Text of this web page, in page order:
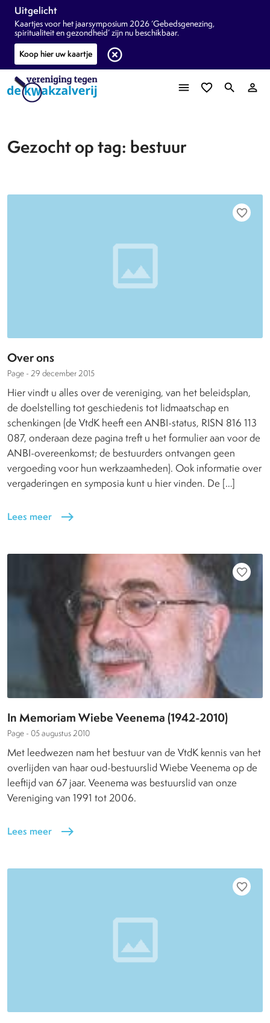
Uitgelicht
Kaartjes voor het jaarsymposium 2026 ‘Gebedsgenezing,
spiritualiteit en gezondheid’ zijn nu beschikbaar.
Koop hier uw kaartje
highlight_off
menu favorite_border search person_outline
Gezocht op tag: bestuur
favorite_border
Over ons
Page - 29 december 2015
Hier vindt u alles over de vereniging, van het beleidsplan,
de doelstelling tot geschiedenis tot lidmaatschap en
schenkingen (de VtdK heeft een ANBI-status, RISN 816 113
087, onderaan deze pagina treft u het formulier aan voor de
ANBI-overeenkomst; de bestuurders ontvangen geen
vergoeding voor hun werkzaamheden). Ook informatie over
vergaderingen en symposia kunt u hier vinden. De […]
Lees meer east
favorite_border
In Memoriam Wiebe Veenema (1942-2010)
Page - 05 augustus 2010
Met leedwezen nam het bestuur van de VtdK kennis van het
overlijden van haar oud-bestuurslid Wiebe Veenema op de
leeftijd van 67 jaar. Veenema was bestuurslid van onze
Vereniging van 1991 tot 2006.
Lees meer east
favorite_border